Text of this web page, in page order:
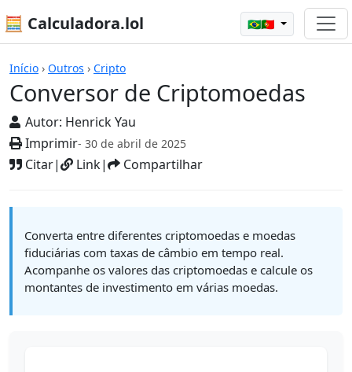
🧮 Calculadora.lol 🇧🇷🇵🇹
Início › Outros › Cripto
Conversor de Criptomoedas
Autor: Henrick Yau
Imprimir- 30 de abril de 2025
Citar| Link| Compartilhar
Calculadoras
Converta entre diferentes criptomoedas e moedas
fiduciárias com taxas de câmbio em tempo real.
Acompanhe os valores das criptomoedas e calcule os
montantes de investimento em várias moedas.